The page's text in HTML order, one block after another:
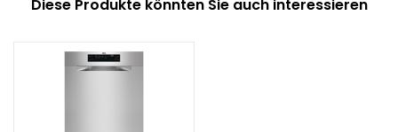
Diese Produkte könnten Sie auch interessieren